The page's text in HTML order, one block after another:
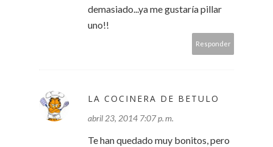
demasiado...ya me gustaría pillar
uno!!
Responder
LA COCINERA DE BETULO
abril 23, 2014 7:07 p. m.
Te han quedado muy bonitos, pero